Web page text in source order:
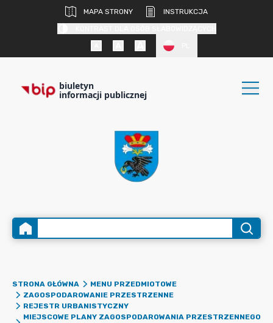
MAPA STRONY
INSTRUKCJA
biuletyn
informacji publicznej
STRONA GŁÓWNA
MENU PRZEDMIOTOWE
ZAGOSPODAROWANIE PRZESTRZENNE
REJESTR URBANISTYCZNY
MIEJSCOWE PLANY ZAGOSPODAROWANIA PRZESTRZENNEGO